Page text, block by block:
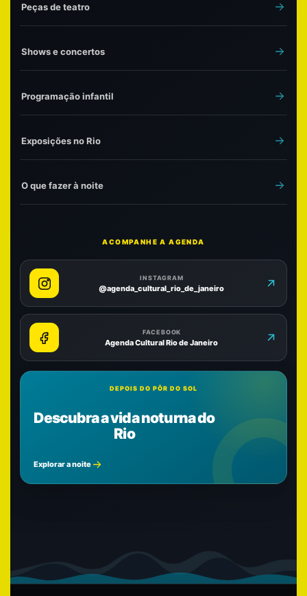
Peças de teatro
Shows e concertos
Programação infantil
Exposições no Rio
O que fazer à noite
ACOMPANHE A AGENDA
INSTAGRAM
@agenda_cultural_rio_de_janeiro
FACEBOOK
Agenda Cultural Rio de Janeiro
DEPOIS DO PÔR DO SOL
Descubra a vida noturna do
Rio
Explorar a noite